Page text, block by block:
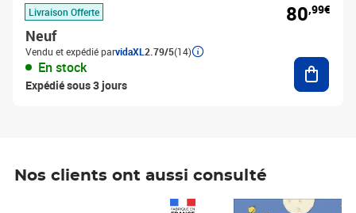
Livraison Offerte
Neuf
Vendu et expédié parvidaXL 2.79/5(14)
En stock
Expédié sous 3 jours
80,99€
Nos clients ont aussi consulté
Prix 7,50€